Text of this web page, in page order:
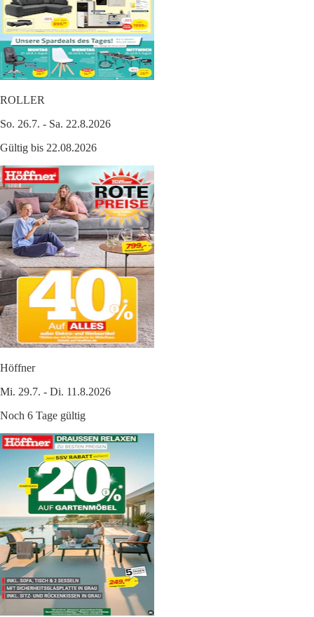
ROLLER
So. 26.7. - Sa. 22.8.2026
Gültig bis 22.08.2026
Höffner
Mi. 29.7. - Di. 11.8.2026
Noch 6 Tage gültig